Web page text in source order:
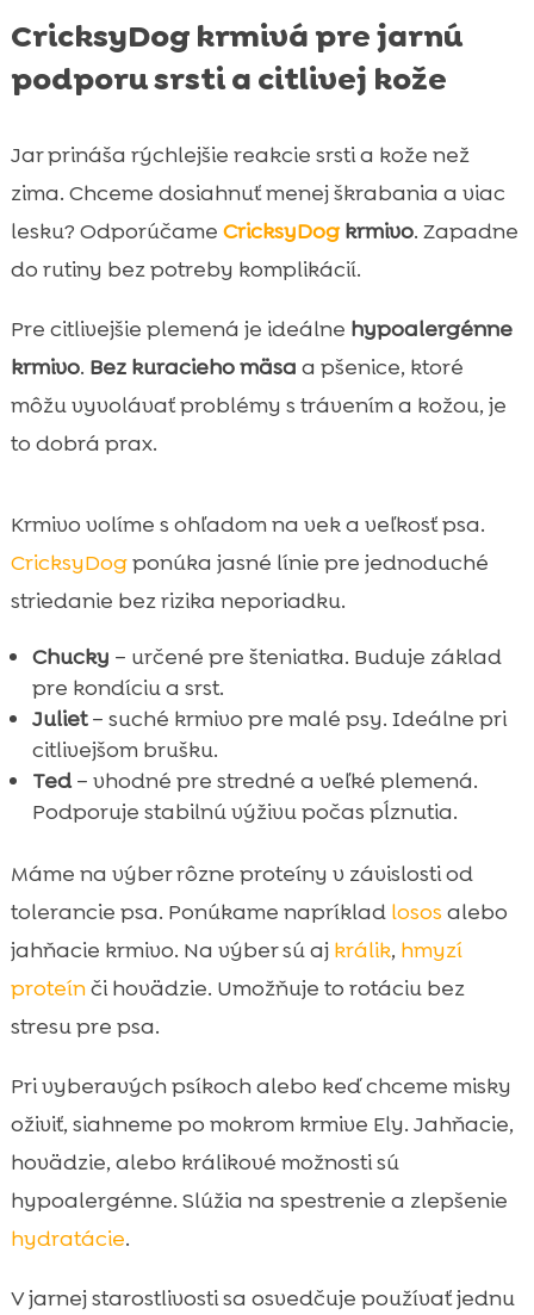
CricksyDog krmivá pre jarnú
podporu srsti a citlivej kože
Jar prináša rýchlejšie reakcie srsti a kože než
zima. Chceme dosiahnuť menej škrabania a viac
lesku? Odporúčame CricksyDogkrmivo. Zapadne
do rutiny bez potreby komplikácií.
Pre citlivejšie plemená je ideálne hypoalergénne
krmivo. Bez kuracieho mäsa a pšenice, ktoré
môžu vyvolávať problémy s trávením a kožou, je
to dobrá prax.
Krmivo volíme s ohľadom na vek a veľkosť psa.
CricksyDogponúka jasné línie pre jednoduché
striedanie bez rizika neporiadku.
Chucky – určené pre šteniatka. Buduje základ
pre kondíciu a srst.
Juliet– suché krmivo pre malé psy. Ideálne pri
citlivejšom brušku.
Ted– vhodné pre stredné a veľké plemená.
Podporuje stabilnú výživu počas pĺznutia.
Máme na výber rôzne proteíny v závislosti od
tolerancie psa. Ponúkame napríklad losos alebo
jahňacie krmivo. Na výber sú aj králik, hmyzí
proteínči hovädzie. Umožňuje to rotáciu bez
stresu pre psa.
Pri vyberavých psíkoch alebo keď chceme misky
oživiť, siahneme po mokrom krmive Ely. Jahňacie,
hovädzie, alebo králikové možnosti sú
hypoalergénne. Slúžia na spestrenie a zlepšenie
hydratácie.
V jarnej starostlivosti sa osvedčuje používať jednu